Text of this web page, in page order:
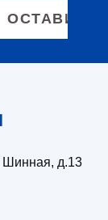
Шинная, д.13